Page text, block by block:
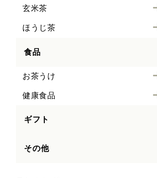
玄米茶
ほうじ茶
食品
お茶うけ
健康食品
ギフト
その他